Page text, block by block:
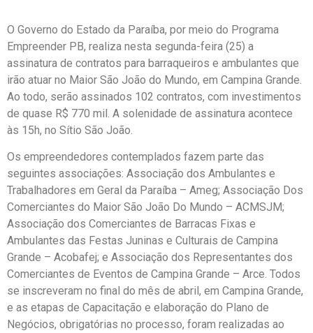
O Governo do Estado da Paraíba, por meio do Programa
Empreender PB, realiza nesta segunda-feira (25) a
assinatura de contratos para barraqueiros e ambulantes que
irão atuar no Maior São João do Mundo, em Campina Grande.
Ao todo, serão assinados 102 contratos, com investimentos
de quase R$ 770 mil. A solenidade de assinatura acontece
às 15h, no Sítio São João.
Os empreendedores contemplados fazem parte das
seguintes associações: Associação dos Ambulantes e
Trabalhadores em Geral da Paraíba – Ameg; Associação Dos
Comerciantes do Maior São João Do Mundo – ACMSJM;
Associação dos Comerciantes de Barracas Fixas e
Ambulantes das Festas Juninas e Culturais de Campina
Grande – Acobafej; e Associação dos Representantes dos
Comerciantes de Eventos de Campina Grande – Arce. Todos
se inscreveram no final do mês de abril, em Campina Grande,
e as etapas de Capacitação e elaboração do Plano de
Negócios, obrigatórias no processo, foram realizadas ao